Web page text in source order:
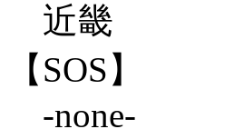
近畿
【SOS】
-none-